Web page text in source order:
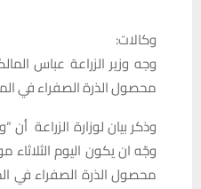
وكالات:
وجه وزير الزراعة عباس
محصول الذرة الصفراء في
وذكر بيان لوزارة الزراعة أن
وجّه ان يكون اليوم الثلاثاء
محصول الذرة الصفراء في